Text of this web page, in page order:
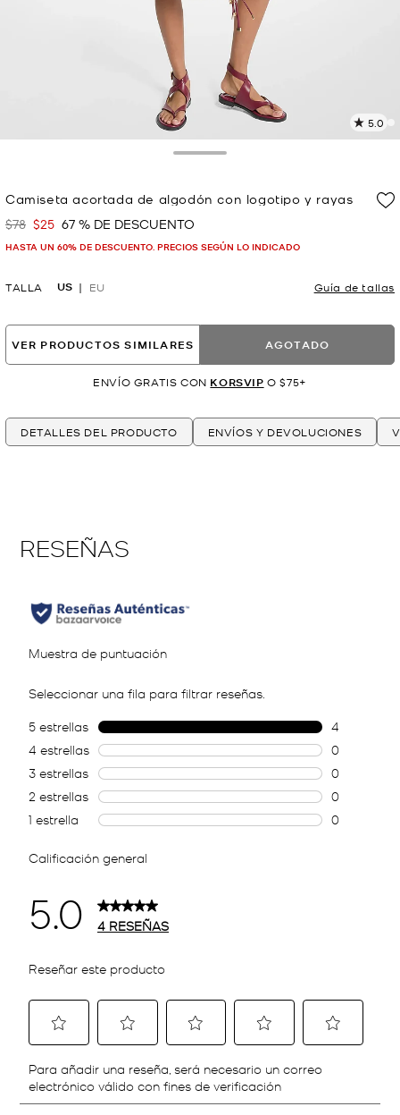
5.0
4
Camiseta acortada de algodón con logotipo y rayas
Era
$78 Ahora
$25 67 % DE DESCUENTO
HASTA UN 60% DE DESCUENTO. PRECIOS SEGÚN LO INDICADO
TALLA US EU Guía de tallas
VER PRODUCTOS SIMILARES AGOTADO
ENVÍO GRATIS CON KORSVIP O $75+
DETALLES DEL PRODUCTO ENVÍOS Y DEVOLUCIONES